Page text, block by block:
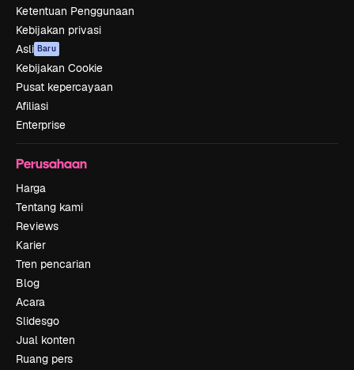
Ketentuan Penggunaan
Kebijakan privasi
Asli Baru
Kebijakan Cookie
Pusat kepercayaan
Afiliasi
Enterprise
Perusahaan
Harga
Tentang kami
Reviews
Karier
Tren pencarian
Blog
Acara
Slidesgo
Jual konten
Ruang pers